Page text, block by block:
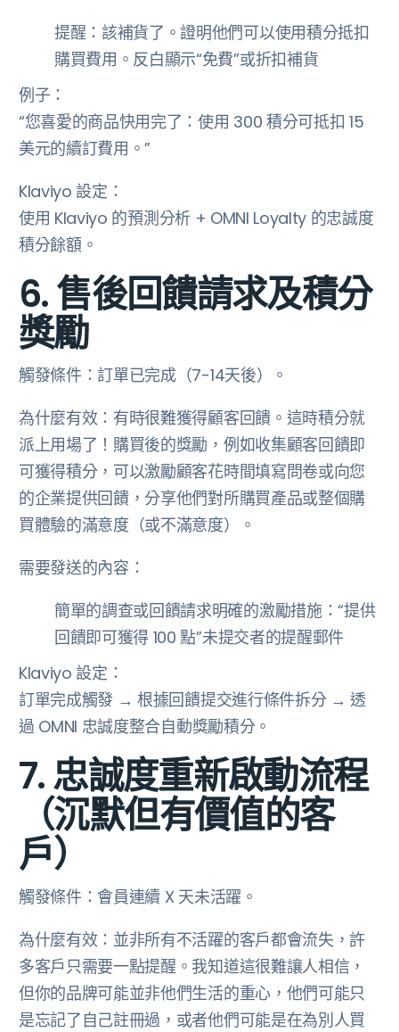
提醒：該補貨了。證明他們可以使用積分抵扣
購買費用。反白顯示“免費”或折扣補貨
例子：
“您喜愛的商品快用完了：使用 300 積分可抵扣 15
美元的續訂費用。”
Klaviyo 設定：
使用 Klaviyo 的預測分析 + OMNI Loyalty 的忠誠度
積分餘額。
6. 售後回饋請求及積分
獎勵
觸發條件：訂單已完成（7-14天後）。
為什麼有效：有時很難獲得顧客回饋。這時積分就
派上用場了！購買後的獎勵，例如收集顧客回饋即
可獲得積分，可以激勵顧客花時間填寫問卷或向您
的企業提供回饋，分享他們對所購買產品或整個購
買體驗的滿意度（或不滿意度）。
需要發送的內容：
簡單的調查或回饋請求明確的激勵措施：“提供
回饋即可獲得 100 點”未提交者的提醒郵件
Klaviyo 設定：
訂單完成觸發 → 根據回饋提交進行條件拆分 → 透
過 OMNI 忠誠度整合自動獎勵積分。
7. 忠誠度重新啟動流程
（沉默但有價值的客
戶）
觸發條件：會員連續 X 天未活躍。
為什麼有效：並非所有不活躍的客戶都會流失，許
多客戶只需要一點提醒。我知道這很難讓人相信，
但你的品牌可能並非他們生活的重心，他們可能只
是忘記了自己註冊過，或者他們可能是在為別人買